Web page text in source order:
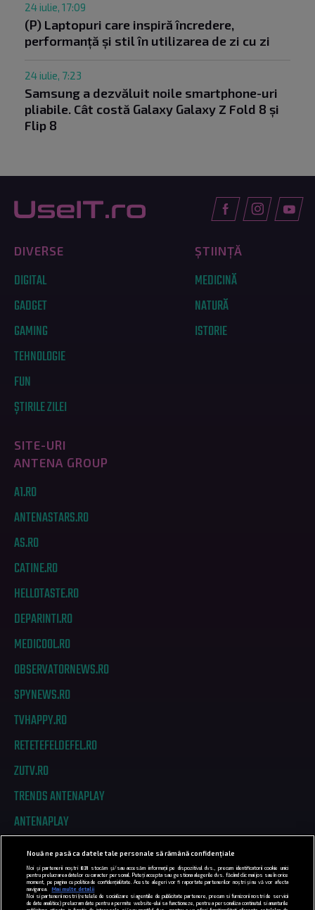
24 iulie, 17:09
(P) Laptopuri care inspiră încredere,
performanță și stil în utilizarea de zi cu zi
24 iulie, 7:23
Samsung a dezvăluit noile smartphone-uri
pliabile. Cât costă Galaxy Galaxy Z Fold 8 și
Flip 8
DIVERSE
DIGITAL
GADGET
GAMING
TEHNOLOGIE
FUN
ȘTIRILE ZILEI
ȘTIINȚĂ
MEDICINĂ
NATURĂ
ISTORIE
SITE-URI
ANTENA GROUP
A1.RO
ANTENASTARS.RO
AS.RO
CATINE.RO
HELLOTASTE.RO
DEPARINTI.RO
MEDICOOL.RO
OBSERVATORNEWS.RO
SPYNEWS.RO
TVHAPPY.RO
RETETEFELDEFEL.RO
ZUTV.RO
TRENDS ANTENAPLAY
ANTENAPLAY
PRIVACY
COD DEONTOLOGIC
Nouă ne pasă ca datele tale personale să rămână confidențiale
Noi și partenerii noștri 831
stocăm și/sau accesăm informații pe dispozitivul dvs., precum identificatorii cookie unici
pentru prelucrarea datelor cu caracter personal. Puteți accepta sau gestiona alegerile dvs. făcând clic mai jos sau în orice
moment, pe pagina cu politica de confidențialitate. Aceste alegeri vor fi raportate partenerilor noștri și nu vă vor afecta
navigarea.
Mai multe detalii
Noi si partenerii nostri (retelele de socializare si agentiile de publicitate partenere, precum si furnizorii nostri de servicii
de date analitice) prelucram date pentru a permite website-ului sa functioneze, pentru a personaliza continutul si anunturile